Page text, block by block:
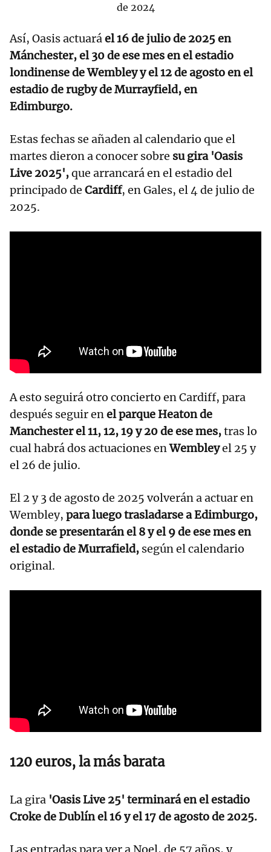
de 2024
Así, Oasis actuaráel 16 de julio de 2025 en
Mánchester, el 30 de ese mes en el estadio
londinense de Wembley y el 12 de agosto en el
estadio de rugby de Murrayfield, en
Edimburgo.
Estas fechas se añaden al calendario que el
martes dieron a conocer sobre su gira 'Oasis
Live 2025',que arrancará en el estadio del
principado de Cardiff, en Gales, el 4 de julio de
2025.
A esto seguirá otro concierto en Cardiff, para
después seguir enel parque Heaton de
Manchester el 11, 12, 19 y 20 de ese mes,tras lo
cual habrá dos actuaciones enWembleyel 25 y
el 26 de julio.
El 2 y 3 de agosto de 2025 volverán a actuar en
Wembley, para luego trasladarse a Edimburgo,
donde se presentarán el 8 y el 9 de ese mes en
el estadio de Murrafield, según el calendario
original.
120 euros, la más barata
La gira 'Oasis Live 25' terminará en el estadio
Croke de Dublín el 16 y el 17 de agosto de 2025.